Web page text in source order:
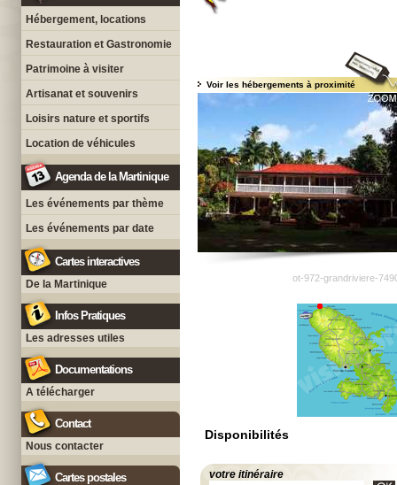
Hébergement, locations
Restauration et Gastronomie
Patrimoine à visiter
Artisanat et souvenirs
Loisirs nature et sportifs
Location de véhicules
Agenda de la Martinique
Les événements par thème
Les événements par date
Cartes interactives
De la Martinique
Infos Pratiques
Les adresses utiles
Documentations
A télécharger
Contact
Nous contacter
Cartes postales
Voir les hébergements à proximité
ot-972-grandriviere-
Disponibilités
votre itinéraire